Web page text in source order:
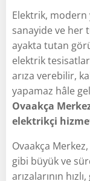
Elektrik, modern
sanayide ve her
ayakta tutan
elektrik
arıza verebilir,
yapamaz hâle
Ovaakça
elektrikçi
Ovaakça
gibi büyük ve
arızalarının